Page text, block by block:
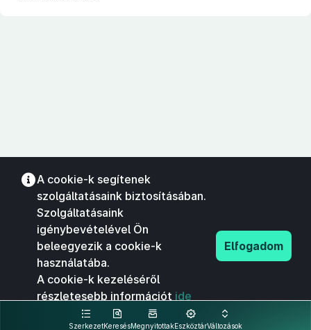
SzerkezetKeresésMegnyitottakEszköztárVáltozások
A cookie-k segítenek
szolgáltatásaink biztosításában.
Szolgáltatásaink
igénybevételével Ön
beleegyezik a cookie-k
használatába.
A cookie-k kezeléséről
részletesebb információt ide
kattintva olvashat.
Elfogadom